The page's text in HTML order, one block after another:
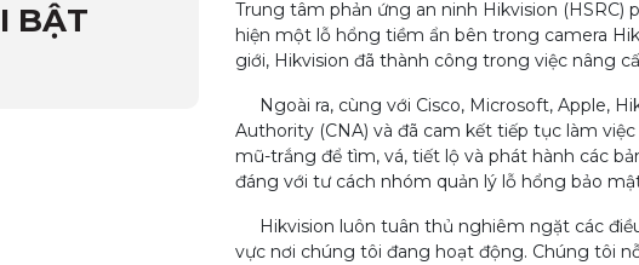
Trung tâm phản ứng an ninh Hikvision
hiện một lỗ hổng tiềm ẩn bên trong camera
giới, Hikvision đã thành công trong việc nâng
Ngoài ra, cùng với Cisco, Microsoft, Apple,
Authority (CNA) và đã cam kết tiếp tục làm
mũ-trắng để tìm, vá, tiết lộ và phát hành các
đáng với tư cách nhóm quản lý lỗ hổng bảo
Hikvision luôn tuân thủ nghiêm ngặt các
vực nơi chúng tôi đang hoạt động. Chúng tôi
BẬT